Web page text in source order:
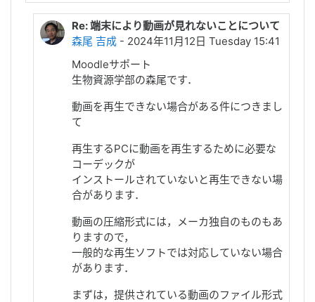
Re: 端末により動画が見れないことについて
森尾 吉成 - 2024年11月12日 Tuesday 15:41
Moodleサポート
生物資源学部の森尾です．
動画を再生できない場合がある件につきまし
て
再生するPCに動画を再生するために必要な
コーデックが
インストールされていないと再生できない場
合があります．
動画の圧縮形式には，メーカ独自のものもあ
りますので，
一般的な再生ソフトでは対応していない場合
があります．
まずは，提供されている動画のファイル形式